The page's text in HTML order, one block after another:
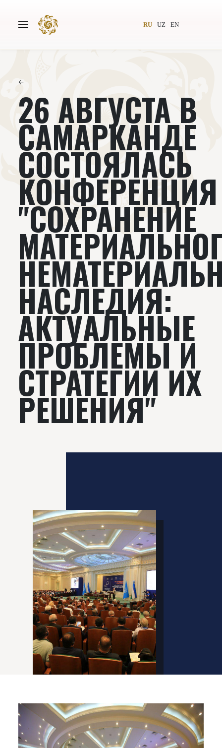
RU UZ EN
Авторы Всемирное общество
Издательство Новости
Проекты Подкасты
Книги Видеолекторий
←
26 АВГУСТА В
САМАРКАНДЕ
СОСТОЯЛАСЬ
КОНФЕРЕНЦИЯ
"СОХРАНЕНИЕ
НАСЛЕДИЯ:
АКТУАЛЬНЫЕ
ПРОБЛЕМЫ И
СТРАТЕГИИ ИХ
РЕШЕНИЯ"